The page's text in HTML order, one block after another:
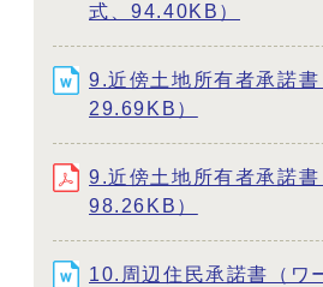
式、94.40KB）
9.近傍土地所有者承諾書
29.69KB）
9.近傍土地所有者承諾書
98.26KB）
10.周辺住民承諾書（ワ